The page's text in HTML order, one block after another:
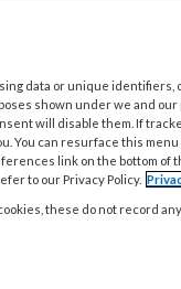
4
data or unique identifiers,
shown under we and
will disable them. If
You can resurface this
link on the bottom of
to our Privacy Policy.
these do not record